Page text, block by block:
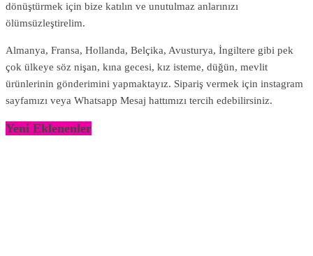
dönüştürmek için bize katılın ve unutulmaz anlarınızı
ölümsüzleştirelim.
Almanya, Fransa, Hollanda, Belçika, Avusturya, İngiltere gibi pek
çok ülkeye söz nişan, kına gecesi, kız isteme, düğün, mevlit
ürünlerinin gönderimini yapmaktayız. Sipariş vermek için instagram
sayfamızı veya Whatsapp Mesaj hattımızı tercih edebilirsiniz.
Yeni Eklenenler